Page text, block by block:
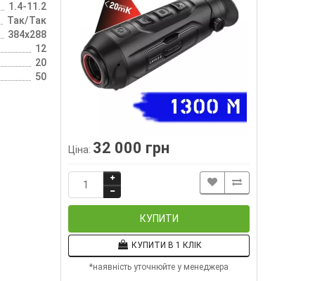
1.4-11.2
Так/Так
384х288
12
20
50
Ціна: 32 000 грн
КУПИТИ
КУПИТИ В 1 КЛІК
*наявність уточнюйте у менеджера